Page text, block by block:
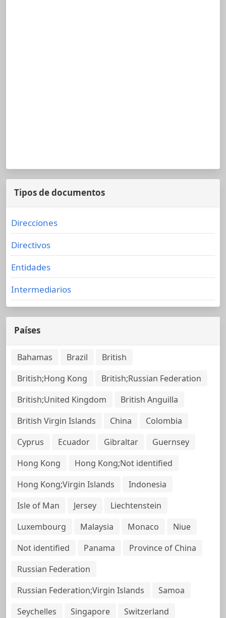
Tipos de documentos
Direcciones
Directivos
Entidades
Intermediarios
Países
Bahamas Brazil
British
British;Hong Kong
British;Russian Federation
British;United Kingdom
British Anguilla
British Virgin Islands
China
Colombia
Cyprus
Ecuador Gibraltar
Guernsey
Hong Kong
Hong Kong;Not identified
Hong Kong;Virgin Islands
Indonesia
Isle of Man
Jersey
Liechtenstein
Luxembourg
Malaysia Monaco
Niue
Not identified
Panama
Province of China
Russian Federation
Russian Federation;Virgin Islands
Samoa
Seychelles
Singapore Switzerland